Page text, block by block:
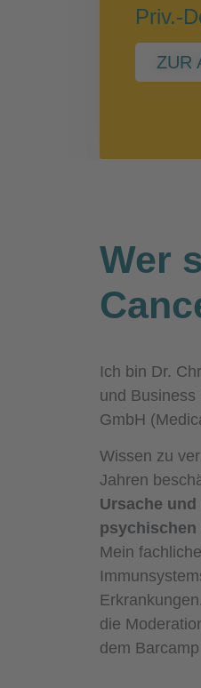
Priv.-
ZUR
Wer
Ich bin Dr.
und
GmbH
Wissen zu
Jahren
Ursache
psychischen
Mein
die
dem